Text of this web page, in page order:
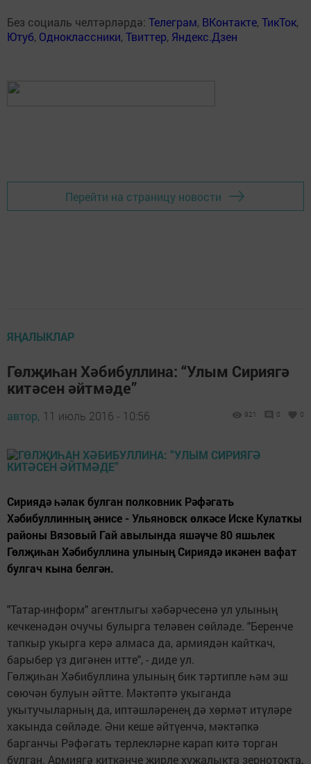
Без социаль челтәрләрдә: Телеграм, ВКонтакте,ТикТок,
Ютуб, Одноклассники,Твиттер, Яндекс.Дзен
Перейти на страницу новости
ЯҢАЛЫКЛАР
Гөлҗиһан Хәбибуллина: “Улым Сириягә
китәсен әйтмәде”
автор, 11 июль 2016 - 10:56 921 0 0
Сириядә һәлак булган полковник Рәфәгать
Хәбибуллинның әнисе - Ульяновск өлкәсе Иске Кулаткы
районы Вязовый Гай авылында яшәүче 80 яшьлек
Гөлҗиһан Хәбибуллина улының Сириядә икәнен вафат
булгач кына белгән.
"Татар-информ" агентлыгы хәбәрчесенә ул улының
кечкенәдән очучы булырга теләвен сөйләде. "Беренче
тапкыр укырга керә алмаса да, армиядән кайткач,
барыбер үз дигәнен итте", - диде ул.
Гөлҗиһан Хәбибуллина улының бик тәртипле һәм эш
сөючән булуын әйтте. Мәктәптә укыганда
укытучыларның да, иптәшләренең дә хөрмәт итүләре
хакында сөйләде. Әни кеше әйтүенчә, мәктәпкә
барганчы Рәфәгать терлекләрне карап китә торган
булган. Армиягә киткәнче җирле хуҗалыкта зернотокта,